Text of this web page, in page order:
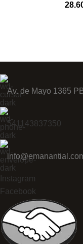
Av. de Mayo 1365
541143837350
Instagram
Facebook